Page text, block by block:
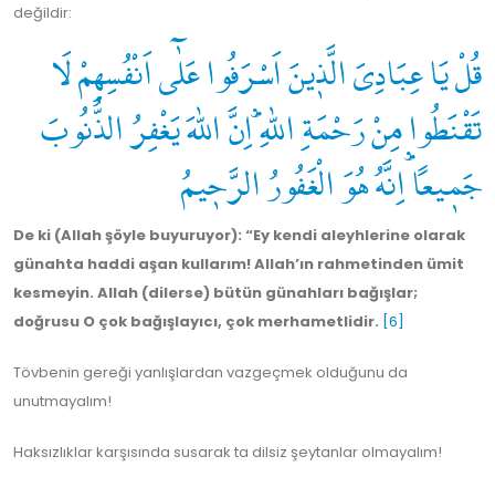
değildir:
قُلْ يَا عِبَادِيَ الَّذٖينَ اَسْرَفُوا عَلٰٓى اَنْفُسِهِمْ لَا
تَقْنَطُوا مِنْ رَحْمَةِ اللّٰهِؕ اِنَّ اللّٰهَ يَغْفِرُ الذُّنُوبَ
جَمٖيعاًؕ اِنَّهُ هُوَ الْغَفُورُ الرَّحٖيمُ
De ki (Allah şöyle buyuruyor): “Ey kendi aleyhlerine olarak
günahta haddi aşan kullarım! Allah’ın rahmetinden ümit
kesmeyin. Allah (dilerse) bütün günahları bağışlar;
doğrusu O çok bağışlayıcı, çok merhametlidir. [6]
Tövbenin gereği yanlışlardan vazgeçmek olduğunu da
unutmayalım!
Haksızlıklar karşısında susarak ta dilsiz şeytanlar olmayalım!